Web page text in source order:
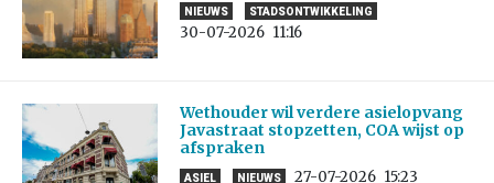
NIEUWS STADSONTWIKKELING
30-07-2026 11:16
Wethouder wil verdere asielopvang
Javastraat stopzetten, COA wijst op
afspraken
ASIEL NIEUWS 27-07-2026 15:23